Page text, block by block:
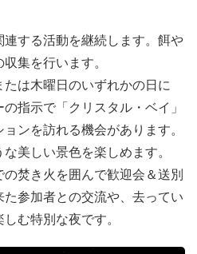
する活動を継続します。餌や
集を行います。
は木曜日のいずれかの日に
指示で「クリスタル・ベイ」
ンを訪れる機会があります。
美しい景色を楽しめます。
焚き火を囲んで歓迎会＆送別
参加者との交流や、去ってい
む特別な夜です。